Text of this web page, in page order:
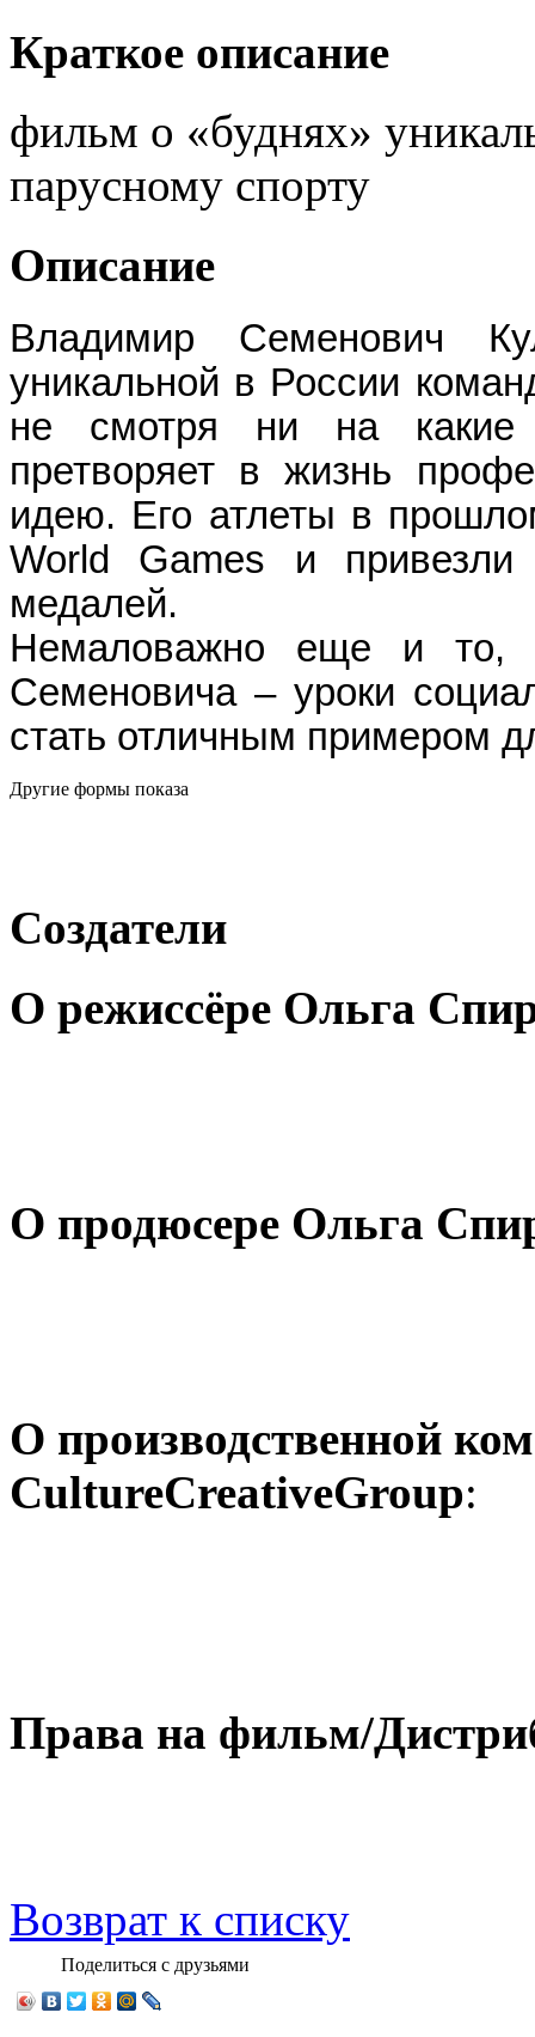
Краткое описание
фильм о «буднях»
парусному спорту
Описание
Владимир Семенович
уникальной в России
не смотря ни на какие
претворяет в жизнь
идею. Его атлеты в
World Games и
медалей.
Немаловажно еще и то,
Семеновича – уроки
стать отличным примером
Другие формы показа
Создатели
О режиссёре Ольга
О продюсере Ольга
О производственной
CultureCreativeGroup:
Права на фильм/
Возврат к списку
Поделиться с друзьями